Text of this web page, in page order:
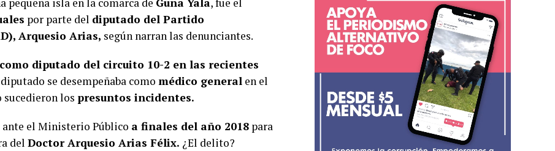
por parte del diputado del Partido
Arquesio Arias, según narran las denunciantes.
diputado del circuito 10-2 en las recientes
se desempeñaba como médico general en el
sucedieron los presuntos incidentes.
ante el Ministerio Público a finales del año 2018 para
del Doctor Arquesio Arias Félix. ¿El delito?